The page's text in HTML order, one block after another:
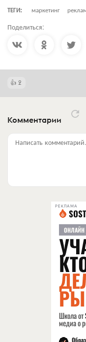
ТЕГИ:
маркетинг
Поделиться:
2
Комментарии
Написать
РЕКЛАМА